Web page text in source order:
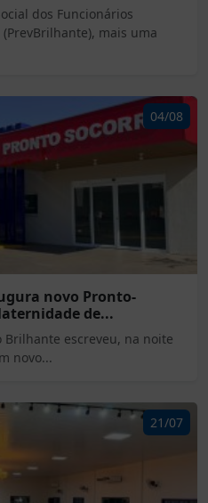
dos Funcionários
mais uma
04/08
novo Pronto-
de...
Brilhante escreveu, na noite
novo...
21/07